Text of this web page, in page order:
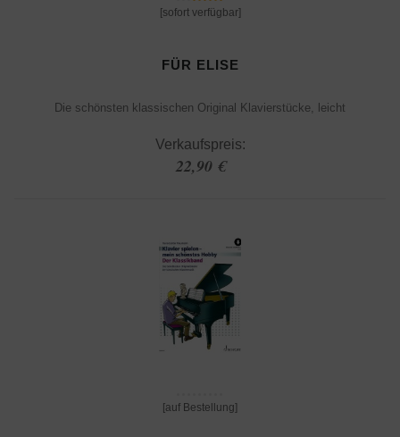
[sofort verfügbar]
FÜR ELISE
Die schönsten klassischen Original Klavierstücke, leicht
Verkaufspreis:
22,90 €
[auf Bestellung]